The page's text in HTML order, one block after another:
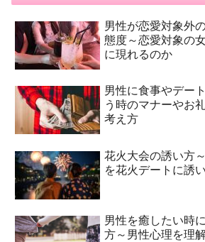
男性が恋愛対象外
態度～恋愛対象の
に現れるのか
男性に食事やデー
う時のマナーやお
考え方
花火大会の誘い方
を花火デートに誘
男性を癒したい時
方～男性心理を理